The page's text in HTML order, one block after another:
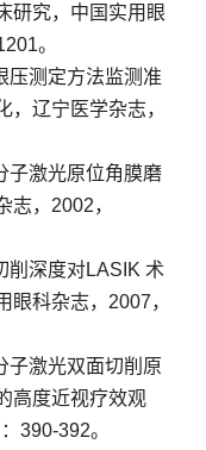
研究，中国实用眼
。
测定方法监测准
，辽宁医学杂志，
激光原位角膜磨
志，2002，
深度对LASIK 术
眼科杂志，2007，
激光双面切削原
高度近视疗效观
390-392。